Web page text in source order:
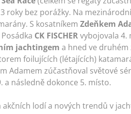
roky bez porážky. Na
S kosatníkem Zdeňkem
CK FISCHERvybojovala
jachtingem a hned ve
foilujících (létajících)
Adamem zúčastňoval světové
a následně dokonce 5. místo.
lodí a nových trendů v